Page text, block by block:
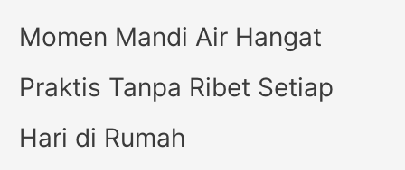
Momen Mandi Air Hangat
Praktis Tanpa Ribet Setiap
Hari di Rumah